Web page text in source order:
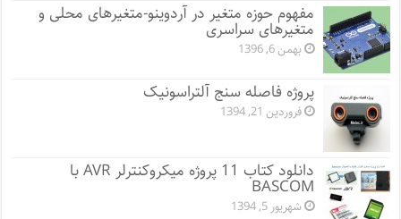
مفهوم حوزه متغیر در آردوینو-متغیرهای محلی و
متغیرهای سراسری
بهمن 6, 1396
پروژه فاصله سنج آلتراسونیک
فروردین 21, 1394
دانلود کتاب 11 پروژه میکروکنترلر AVR با
BASCOM
شهریور 5, 1394